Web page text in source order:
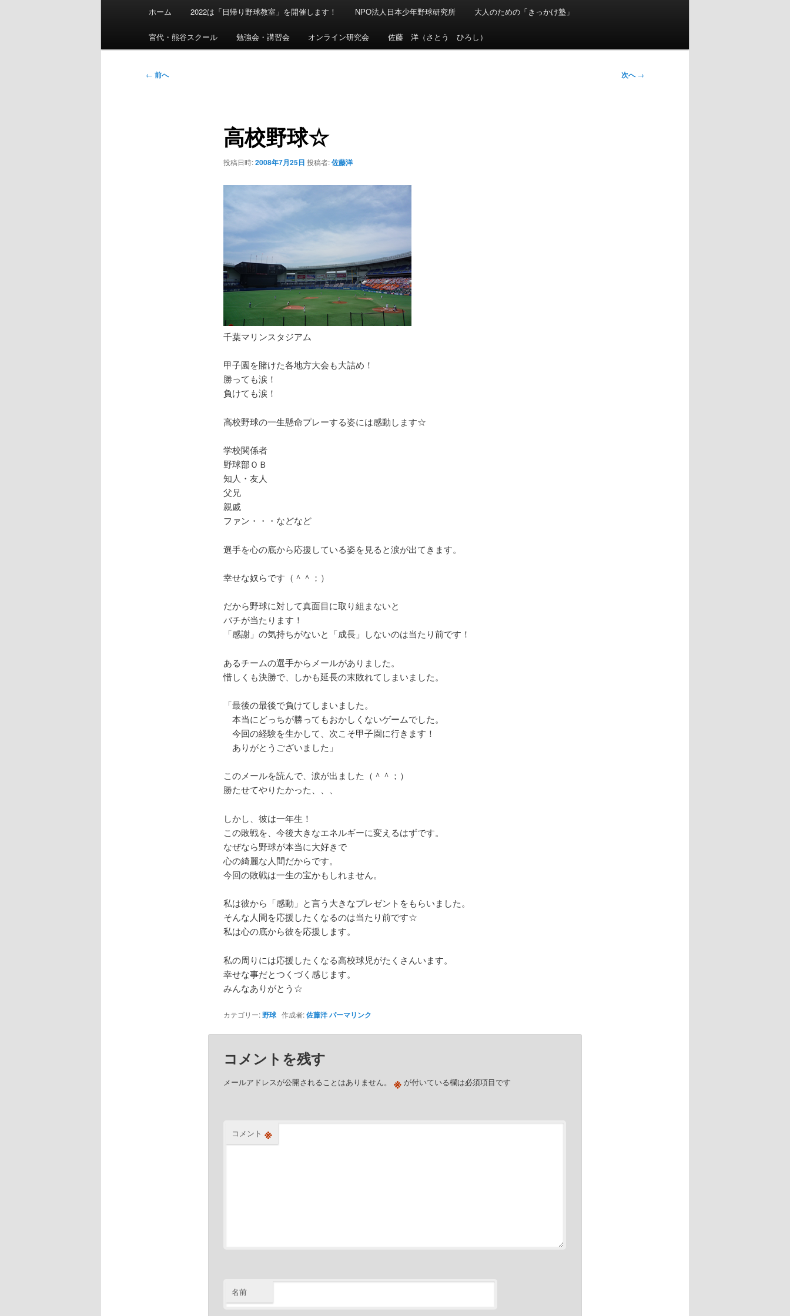
メ
ホーム 2022は「日帰り野球教室」を開催します！ NPO法人日本少年野球研究所 大人のための「きっかけ塾」
宮代・熊谷スクール 勉強会・講習会 オンライン研究会 佐藤 洋（さとう ひろし）
投
← 前へ 次へ→
高校野球☆
投稿日時:2008年7月25日 投稿者:佐藤洋
千葉マリンスタジアム
甲子園を賭けた各地方大会も大詰め！
勝っても涙！
負けても涙！
高校野球の一生懸命プレーする姿には感動します☆
学校関係者
野球部ＯＢ
知人・友人
父兄
親戚
ファン・・・などなど
選手を心の底から応援している姿を見ると涙が出てきます。
幸せな奴らです（＾＾；）
だから野球に対して真面目に取り組まないと
バチが当たります！
「感謝」の気持ちがないと「成長」しないのは当たり前です！
あるチームの選手からメールがありました。
惜しくも決勝で、しかも延長の末敗れてしまいました。
「最後の最後で負けてしまいました。
本当にどっちが勝ってもおかしくないゲームでした。
今回の経験を生かして、次こそ甲子園に行きます！
ありがとうございました」
このメールを読んで、涙が出ました（＾＾；）
勝たせてやりたかった、、、
しかし、彼は一年生！
この敗戦を、今後大きなエネルギーに変えるはずです。
なぜなら野球が本当に大好きで
心の綺麗な人間だからです。
今回の敗戦は一生の宝かもしれません。
私は彼から「感動」と言う大きなプレゼントをもらいました。
そんな人間を応援したくなるのは当たり前です☆
私は心の底から彼を応援します。
私の周りには応援したくなる高校球児がたくさんいます。
幸せな事だとつくづく感じます。
みんなありがとう☆
カテゴリー:野球作成者:佐藤洋パーマリンク
コメントを残す
メールアドレスが公開されることはありません。 ※が付いている欄は必須項目です
コメント ※
名前